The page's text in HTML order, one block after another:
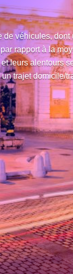
véhicules,
rapport à la
et leurs alentours
trajet domicile/